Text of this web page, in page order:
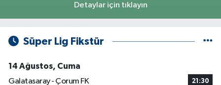
Detaylar için tıklayın
Süper Lig Fikstür
14 Ağustos, Cuma
Galatasaray - Çorum FK
21:30